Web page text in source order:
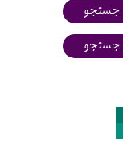
جستجو
جستجو